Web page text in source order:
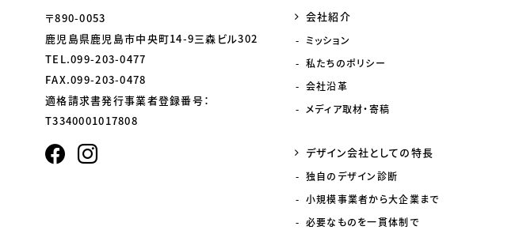
〒890-0053
鹿児島県鹿児島市中央町14-9三森ビル302
TEL.099-203-0477
FAX.099-203-0478
適格請求書発行事業者登録番号：
T3340001017808
会社紹介
ミッション
私たちのポリシー
会社沿革
メディア取材・寄稿
デザイン会社としての特長
独自のデザイン診断
小規模事業者から大企業まで
必要なものを一貫体制で